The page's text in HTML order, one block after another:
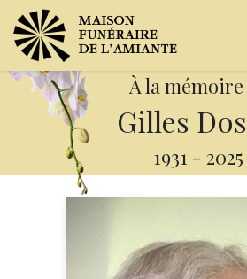
À la mémoire
Gilles
1931 - 2025